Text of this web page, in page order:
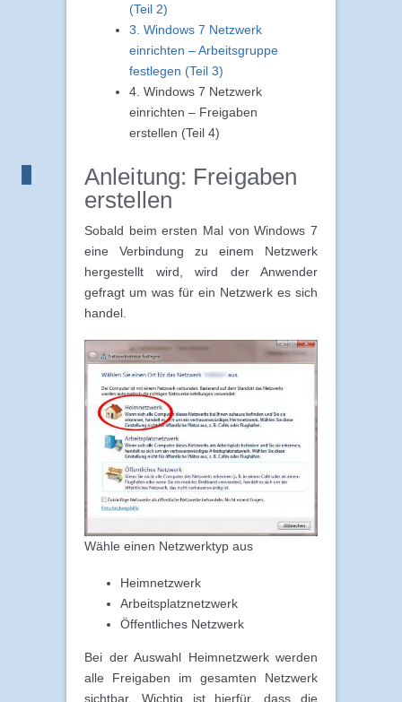
(Teil 2)
3. Windows 7 Netzwerk
einrichten – Arbeitsgruppe
festlegen (Teil 3)
4. Windows 7 Netzwerk
einrichten – Freigaben
erstellen (Teil 4)
Anleitung: Freigaben
erstellen
Sobald beim ersten Mal von Windows 7
eine Verbindung zu einem Netzwerk
hergestellt wird, wird der Anwender
gefragt um was für ein Netzwerk es sich
handel.
Wähle einen Netzwerktyp aus
Heimnetzwerk
Arbeitsplatznetzwerk
Öffentliches Netzwerk
Bei der Auswahl Heimnetzwerk werden
alle Freigaben im gesamten Netzwerk
sichtbar. Wichtig ist hierfür, dass die